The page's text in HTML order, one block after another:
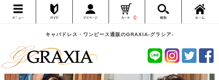
キャバドレス・ワンピース通販のGRAXIA-グラシア-
0